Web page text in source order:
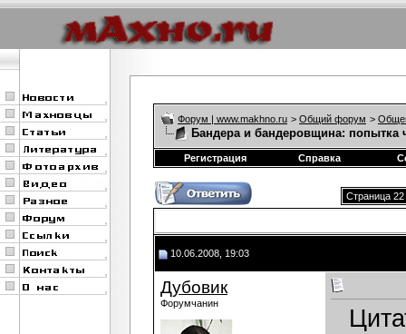
Форум | www.makhno.ru > Общий форум >
Бандера и бандеровщина: попытка
Регистрация Справка
Страница 22
10.06.2008, 19:03
Дубовик
Форумчанин